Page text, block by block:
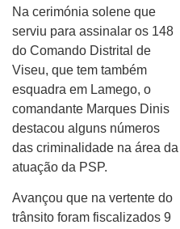
Na cerimónia solene que
serviu para assinalar os 148
do Comando Distrital de
Viseu, que tem também
esquadra em Lamego, o
comandante Marques Dinis
destacou alguns números
das criminalidade na área da
atuação da PSP.
Avançou que na vertente do
trânsito foram fiscalizados 9